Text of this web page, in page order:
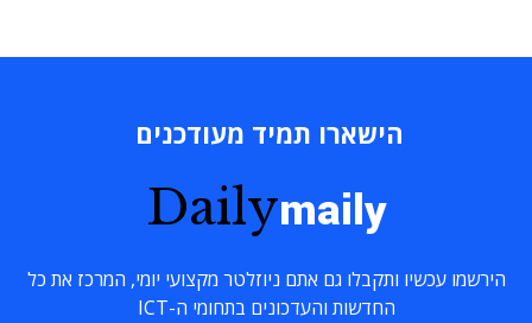
הישארו תמיד מעודכנים
Dailymaily
הירשמו עכשיו ותקבלו גם אתם ניוזלטר מקצועי יומי, המרכז את כל
החדשות והעדכונים בתחומי ה-ICT